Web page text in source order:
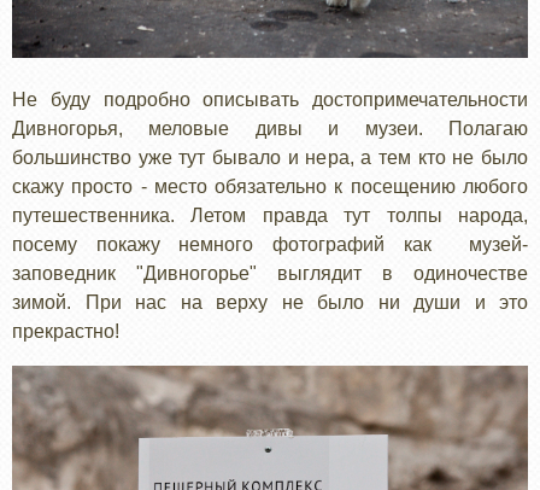
Не буду подробно описывать достопримечательности
Дивногорья, меловые дивы и музеи. Полагаю
большинство уже тут бывало и нера, а тем кто не было
скажу просто - место обязательно к посещению любого
путешественника. Летом правда тут толпы народа,
посему покажу немного фотографий как музей-
заповедник "Дивногорье" выглядит в одиночестве
зимой. При нас на верху не было ни души и это
прекрастно!